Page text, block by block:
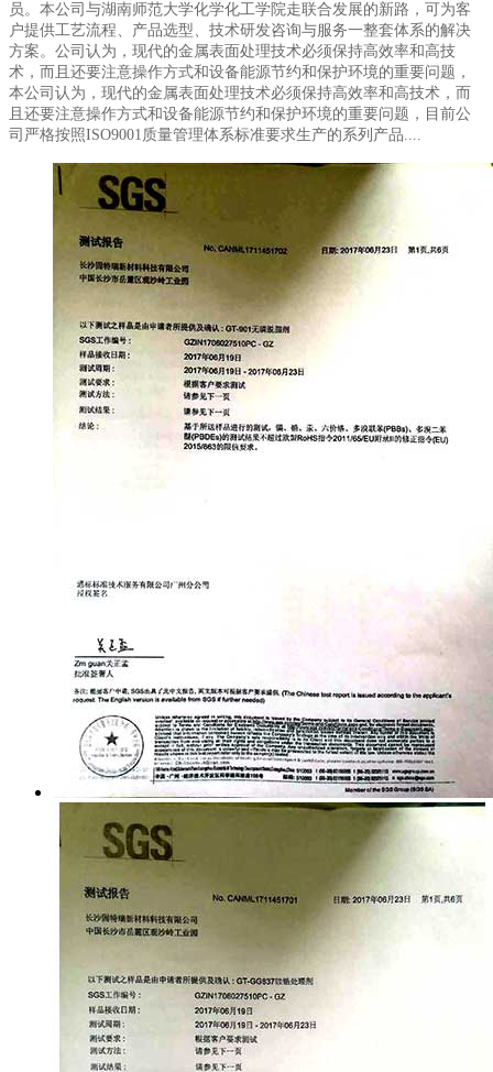
员。本公司与湖南师范大学化学化工学院走联合发展的新路，可为客
户提供工艺流程、产品选型、技术研发咨询与服务一整套体系的解决
方案。公司认为，现代的金属表面处理技术必须保持高效率和高技
术，而且还要注意操作方式和设备能源节约和保护环境的重要问题，
本公司认为，现代的金属表面处理技术必须保持高效率和高技术，而
且还要注意操作方式和设备能源节约和保护环境的重要问题，目前公
司严格按照ISO9001质量管理体系标准要求生产的系列产品....